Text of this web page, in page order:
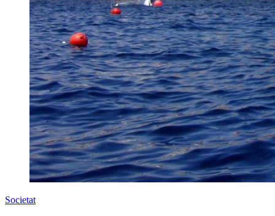
Societat